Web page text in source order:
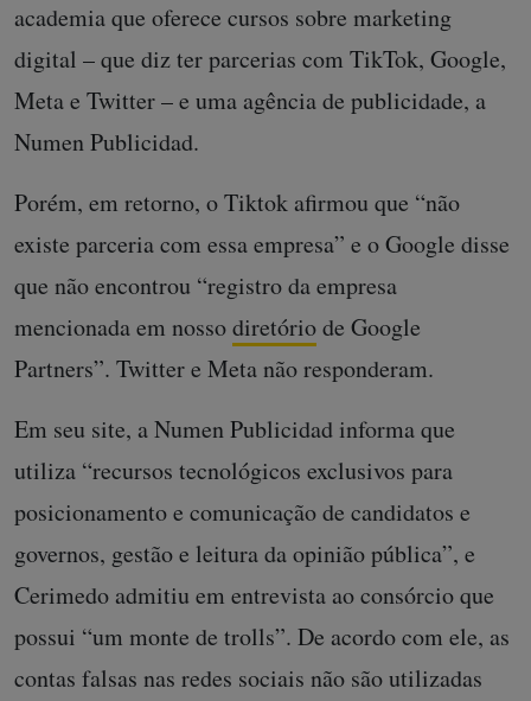
academia que oferece cursos sobre marketing
digital – que diz ter parcerias com TikTok, Google,
Meta e Twitter – e uma agência de publicidade, a
Numen Publicidad.
Porém, em retorno, o Tiktok afirmou que “não
existe parceria com essa empresa” e o Google disse
que não encontrou “registro da empresa
mencionada em nossodiretóriode Google
Partners”. Twitter e Meta não responderam.
Em seu site, a Numen Publicidad informa que
utiliza “recursos tecnológicos exclusivos para
posicionamento e comunicação de candidatos e
governos, gestão e leitura da opinião pública”, e
Cerimedo admitiu em entrevista ao consórcio que
possui “um monte de trolls”. De acordo com ele, as
contas falsas nas redes sociais não são utilizadas